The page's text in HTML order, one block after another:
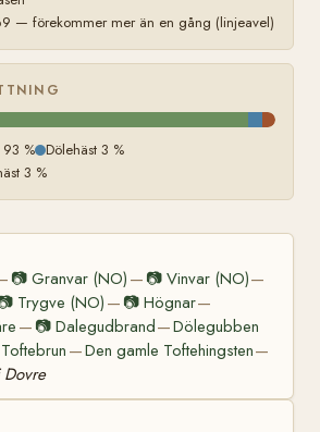
— förekommer mer än en gång (linjeavel)
% Dölehäst 3 %
3 %
📷Granvar (NO) — 📷 Vinvar (NO)—
Trygve (NO) — 📷 Högnar—
— 📷 Dalegudbrand—Dölegubben
Toftebrun —Den gamle Toftehingsten—
Dovre